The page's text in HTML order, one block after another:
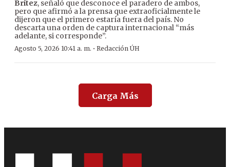
Brítez, señaló que desconoce el paradero de ambos,
pero que afirmó a la prensa que extraoficialmente le
dijeron que el primero estaría fuera del país. No
descarta una orden de captura internacional “más
adelante, si corresponde”.
Agosto 5, 2026 10:41 a. m. · Redacción ÚH
Carga Más